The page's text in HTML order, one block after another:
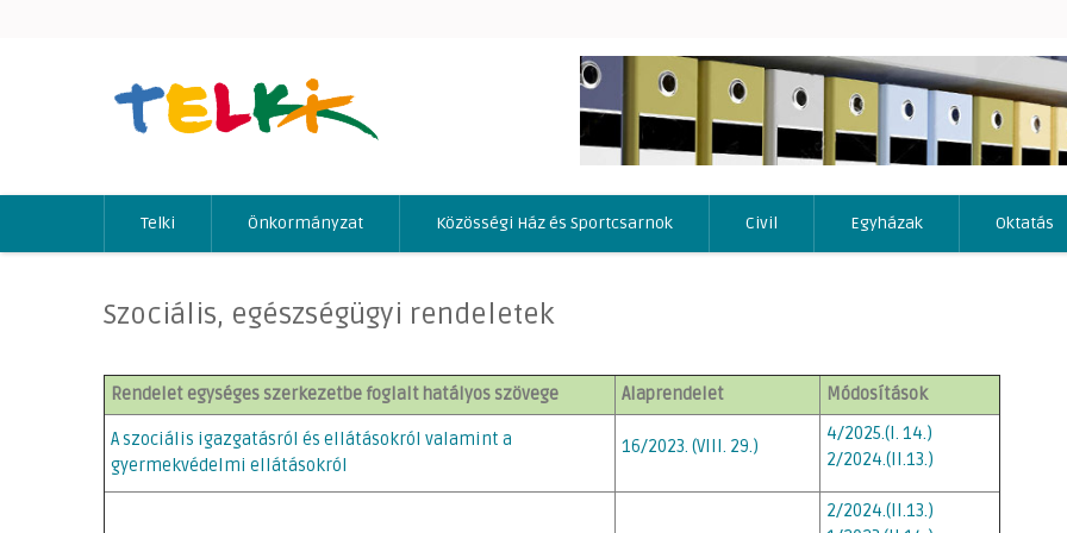
Telki Önkormányzat Közösségi Ház és Sportcsarnok Civil Egyházak Oktatás
Szociális, egészségügyi rendeletek
Rendelet egységes szerkezetbe foglalt hatályos szövege Alaprendelet Módosítások
A szociális igazgatásról és ellátásokról valamint a
gyermekvédelmi ellátásokról
16/2023. (VIII. 29.)
4/2025.(I. 14.)
2/2024.(II.13.)
2/2024.(II.13.)